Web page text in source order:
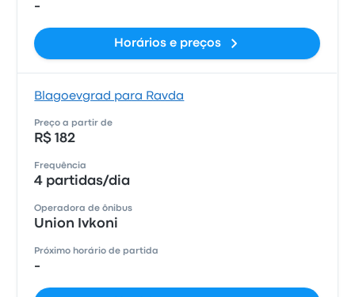
-
Horários e preços
Blagoevgrad para Ravda
Preço a partir de
R$ 182
Frequência
4 partidas/dia
Operadora de ônibus
Union Ivkoni
Próximo horário de partida
-